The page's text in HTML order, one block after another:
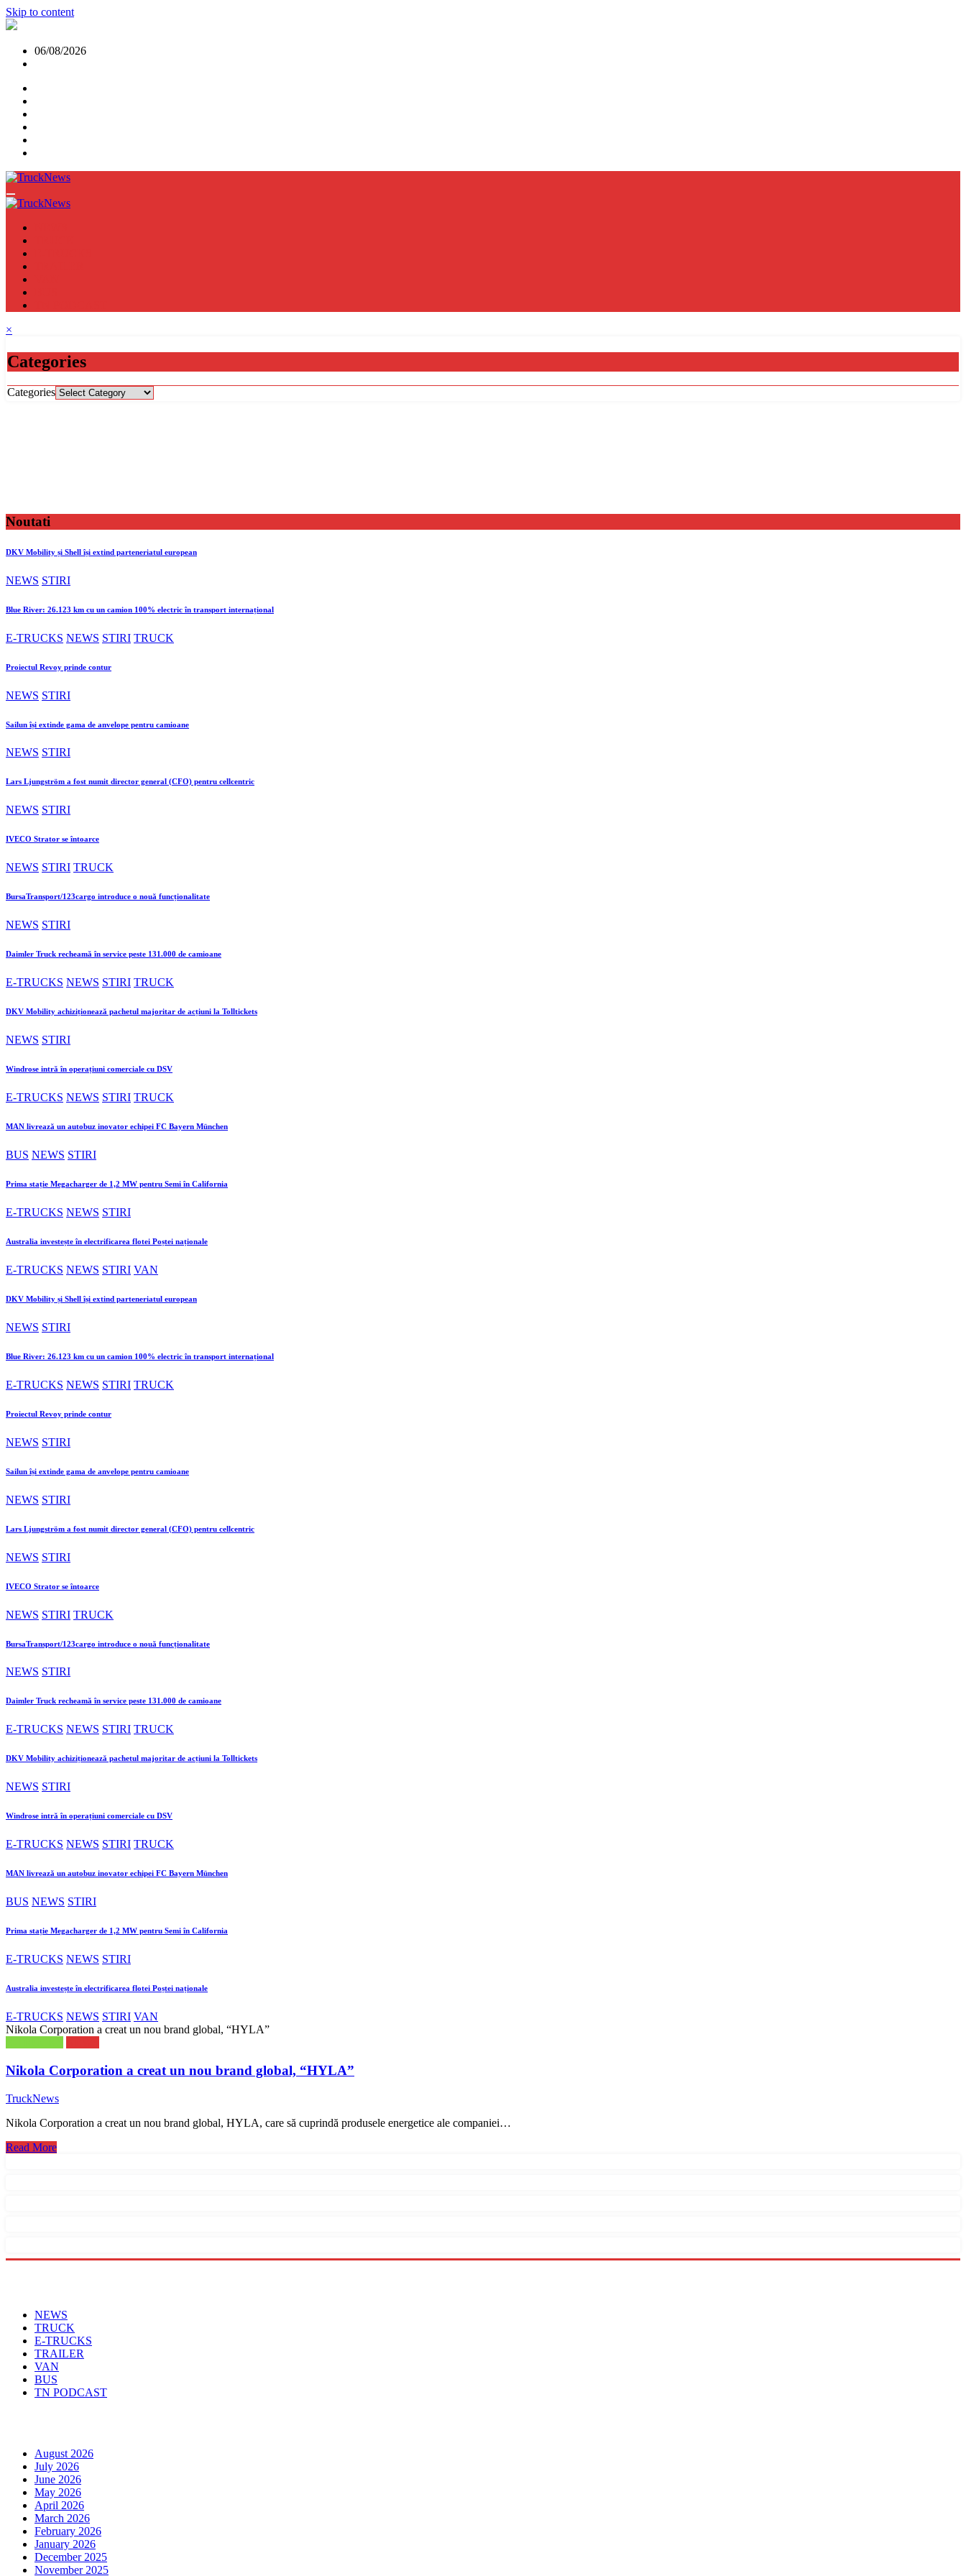
Skip to content
06/08/2026
×
Categories
Categories
Noutati
DKV Mobility și Shell își extind parteneriatul european
NEWS STIRI
Blue River: 26.123 km cu un camion 100% electric în transport internațional
E-TRUCKS NEWS STIRI TRUCK
Proiectul Revoy prinde contur
NEWS STIRI
Sailun își extinde gama de anvelope pentru camioane
NEWS STIRI
Lars Ljungström a fost numit director general (CFO) pentru cellcentric
NEWS STIRI
IVECO Strator se întoarce
NEWS STIRI TRUCK
BursaTransport/123cargo introduce o nouă funcționalitate
NEWS STIRI
Daimler Truck recheamă în service peste 131.000 de camioane
E-TRUCKS NEWS STIRI TRUCK
DKV Mobility achiziționează pachetul majoritar de acțiuni la Tolltickets
NEWS STIRI
Windrose intră în operațiuni comerciale cu DSV
E-TRUCKS NEWS STIRI TRUCK
MAN livrează un autobuz inovator echipei FC Bayern München
BUS NEWS STIRI
Prima stație Megacharger de 1,2 MW pentru Semi în California
E-TRUCKS NEWS STIRI
Australia investește în electrificarea flotei Poștei naționale
E-TRUCKS NEWS STIRI VAN
DKV Mobility și Shell își extind parteneriatul european
NEWS STIRI
Blue River: 26.123 km cu un camion 100% electric în transport internațional
E-TRUCKS NEWS STIRI TRUCK
Proiectul Revoy prinde contur
NEWS STIRI
Sailun își extinde gama de anvelope pentru camioane
NEWS STIRI
Lars Ljungström a fost numit director general (CFO) pentru cellcentric
NEWS STIRI
IVECO Strator se întoarce
NEWS STIRI TRUCK
BursaTransport/123cargo introduce o nouă funcționalitate
NEWS STIRI
Daimler Truck recheamă în service peste 131.000 de camioane
E-TRUCKS NEWS STIRI TRUCK
DKV Mobility achiziționează pachetul majoritar de acțiuni la Tolltickets
NEWS STIRI
Windrose intră în operațiuni comerciale cu DSV
E-TRUCKS NEWS STIRI TRUCK
MAN livrează un autobuz inovator echipei FC Bayern München
BUS NEWS STIRI
Prima stație Megacharger de 1,2 MW pentru Semi în California
E-TRUCKS NEWS STIRI
Australia investește în electrificarea flotei Poștei naționale
E-TRUCKS NEWS STIRI VAN
Nikola Corporation a creat un nou brand global, “HYLA”
Nikola Corporation a creat un nou brand global, “HYLA”
TruckNews
Nikola Corporation a creat un nou brand global, HYLA, care să cuprindă produsele energetice ale companiei…
Read More
NEWS
TRUCK
E-TRUCKS
TRAILER
VAN
BUS
TN PODCAST
August 2026
July 2026
June 2026
May 2026
April 2026
March 2026
February 2026
January 2026
December 2025
November 2025